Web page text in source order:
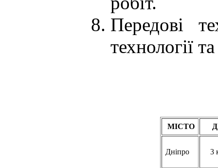
Передові
технології
МІСТО
Дніпро 3